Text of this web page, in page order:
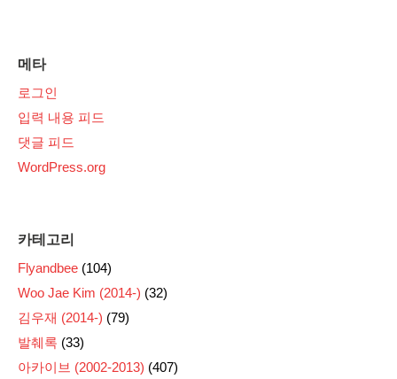
메타
로그인
입력 내용 피드
댓글 피드
WordPress.org
카테고리
Flyandbee (104)
Woo Jae Kim (2014-) (32)
김우재 (2014-) (79)
발췌록 (33)
아카이브 (2002-2013) (407)